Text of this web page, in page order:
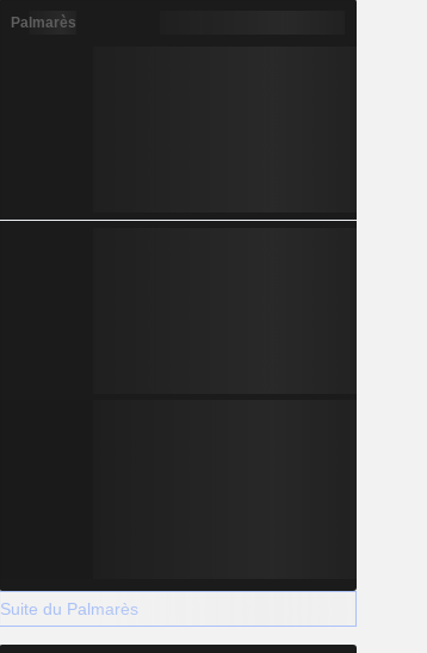
Palmarès
Suite du Palmarès